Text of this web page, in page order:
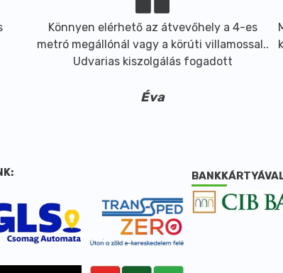
Könnyen elérhető az átvevőhely a 4-es
metró megállónál vagy a körúti villamossal..
Udvarias kiszolgálás fogadott
Éva